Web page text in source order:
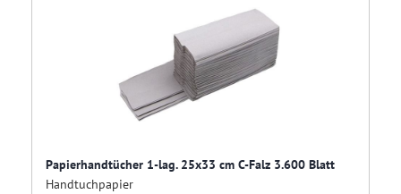
Papierhandtücher 1-lag. 25x33 cm C-Falz 3.600 Blatt
Handtuchpapier